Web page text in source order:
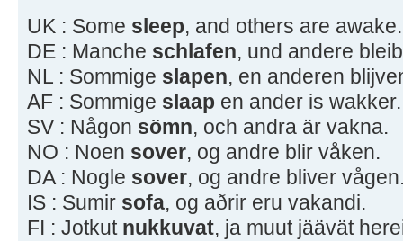
UK : Some sleep, and others are awake.
DE : Manche schlafen, und andere
NL : Sommige slapen, en anderen
AF : Sommige slaap en ander is wakker.
SV : Någon sömn, och andra är vakna.
NO : Noen sover, og andre blir våken.
DA : Nogle sover, og andre bliver
IS : Sumir sofa, og aðrir eru vakandi.
FI : Jotkut nukkuvat, ja muut jäävät